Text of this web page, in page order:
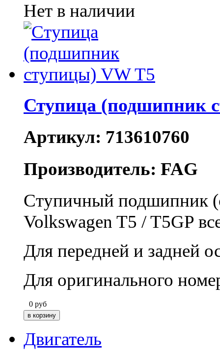
Нет в наличии
Ступица (подшипник
Артикул: 713610760
Производитель: FAG
Ступичный подшипник
Volkswagen T5 / T5GP
Для передней и задней
Для оригинального
0 руб
Двигатель